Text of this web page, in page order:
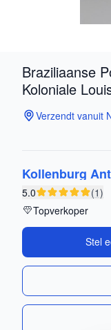
Braziliaanse
Koloniale
Verzendt vanuit
Kollenburg
5.0
(1)
Topverkoper
Stel